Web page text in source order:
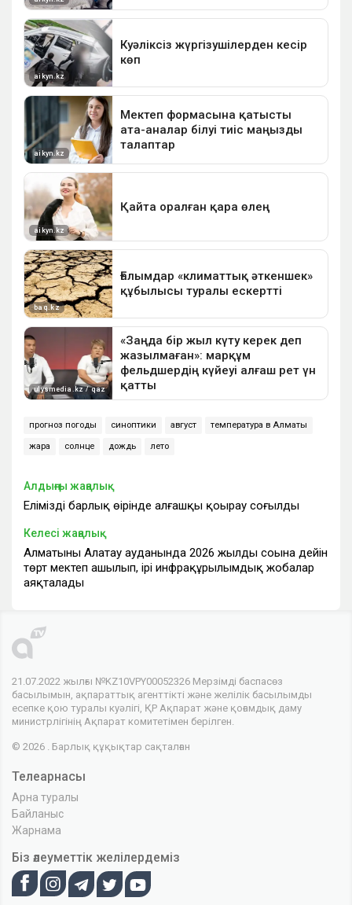
прогноз погоды синоптики август температура в Алматы
жара солнце дождь лето
Алдыңғы жаңалық
Еліміздің барлық өңірінде алғашқы қоңырау соғылды
Келесі жаңалық
Алматының Алатау ауданында 2026 жылдың соңына дейін
төрт мектеп ашылып, ірі инфрақұрылымдық жобалар
аяқталады
21.07.2022 жылғы №KZ10VPY00052326 Мерзімді баспасөз
басылымын, ақпараттық агенттікті және желілік басылымды
есепке қою туралы куәлігі, ҚР Ақпарат және қоғамдық даму
министрлігінің Ақпарат комитетімен берілген.
© 2026 . Барлық құқықтар сақталған
Телеарнасы
Арна туралы
Байланыс
Жарнама
Біз әлеуметтік желілердеміз